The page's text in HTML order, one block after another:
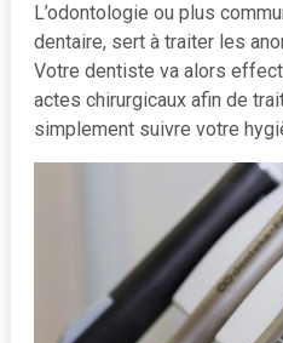
L’odontologie ou plus
dentaire, sert à traiter les
Votre dentiste va alors
actes chirurgicaux afin de
simplement suivre votre